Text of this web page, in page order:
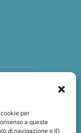
per
a queste
di navigazione o ID